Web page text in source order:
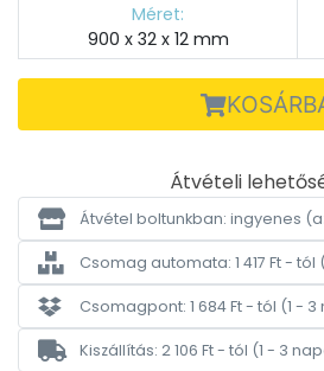
Méret:
900 x 32 x 12 mm
Átvételi
Átvétel boltunkban: ingyenes
Csomag automata: 1 417 Ft - tól
Csomagpont: 1 684 Ft - tól (1 -
Kiszállítás: 2 106 Ft - tól (1 - 3